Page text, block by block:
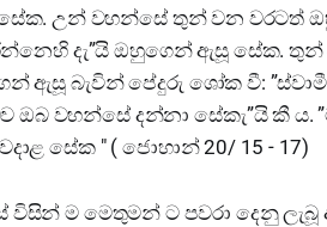
සේක. උන් වහන්සේ තුන් වන වරටත්
දැ”යි ඔහුගෙන් ඇසූ සේක. තුන්
ඇසූ බැවින් පේදුරු ශෝක වී:
ඔබ වහන්සේ දන්නා සේකැ”යි කී ය.
සේක " ( ජොහාන් 20/ 15 - 17)
ම මෙතුමන් ට පවරා දෙනු ලැබූ